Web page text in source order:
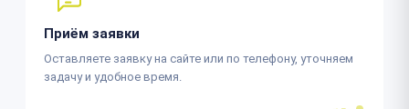
Приём заявки
Оставляете заявку на сайте или по телефону, уточняем
задачу и удобное время.